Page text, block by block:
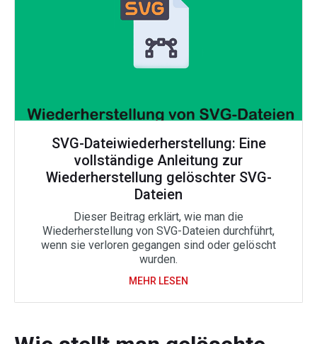
SVG-Dateiwiederherstellung: Eine
vollständige Anleitung zur
Wiederherstellung gelöschter SVG-
Dateien
Dieser Beitrag erklärt, wie man die
Wiederherstellung von SVG-Dateien durchführt,
wenn sie verloren gegangen sind oder gelöscht
wurden.
MEHR LESEN